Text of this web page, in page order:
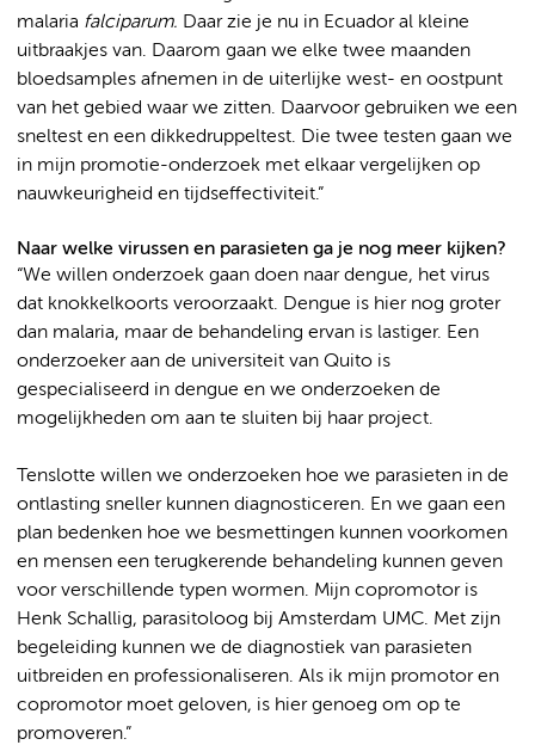
malaria falciparum. Daar zie je nu in Ecuador al kleine
uitbraakjes van. Daarom gaan we elke twee maanden
bloedsamples afnemen in de uiterlijke west- en oostpunt
van het gebied waar we zitten. Daarvoor gebruiken we een
sneltest en een dikkedruppeltest. Die twee testen gaan we
in mijn promotie-onderzoek met elkaar vergelijken op
nauwkeurigheid en tijdseffectiviteit.”
Naar welke virussen en parasieten ga je nog meer kijken?
“We willen onderzoek gaan doen naar dengue, het virus
dat knokkelkoorts veroorzaakt. Dengue is hier nog groter
dan malaria, maar de behandeling ervan is lastiger. Een
onderzoeker aan de universiteit van Quito is
gespecialiseerd in dengue en we onderzoeken de
mogelijkheden om aan te sluiten bij haar project.
Tenslotte willen we onderzoeken hoe we parasieten in de
ontlasting sneller kunnen diagnosticeren. En we gaan een
plan bedenken hoe we besmettingen kunnen voorkomen
en mensen een terugkerende behandeling kunnen geven
voor verschillende typen wormen. Mijn copromotor is
Henk Schallig, parasitoloog bij Amsterdam UMC. Met zijn
begeleiding kunnen we de diagnostiek van parasieten
uitbreiden en professionaliseren. Als ik mijn promotor en
copromotor moet geloven, is hier genoeg om op te
promoveren.”